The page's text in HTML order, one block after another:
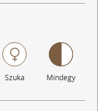
Szuka Mindegy